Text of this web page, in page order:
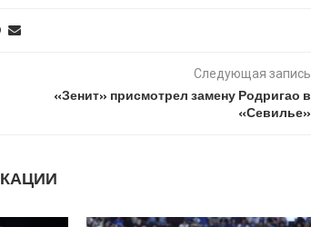
Следующая запись
«Зенит» присмотрел замену Родригао в
«Севилье»